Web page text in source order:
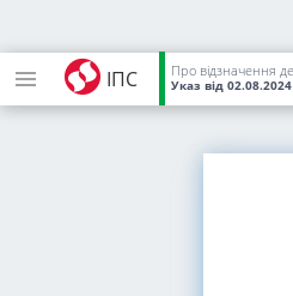
ІПС Про відзначення
Указ від 02.08.2024